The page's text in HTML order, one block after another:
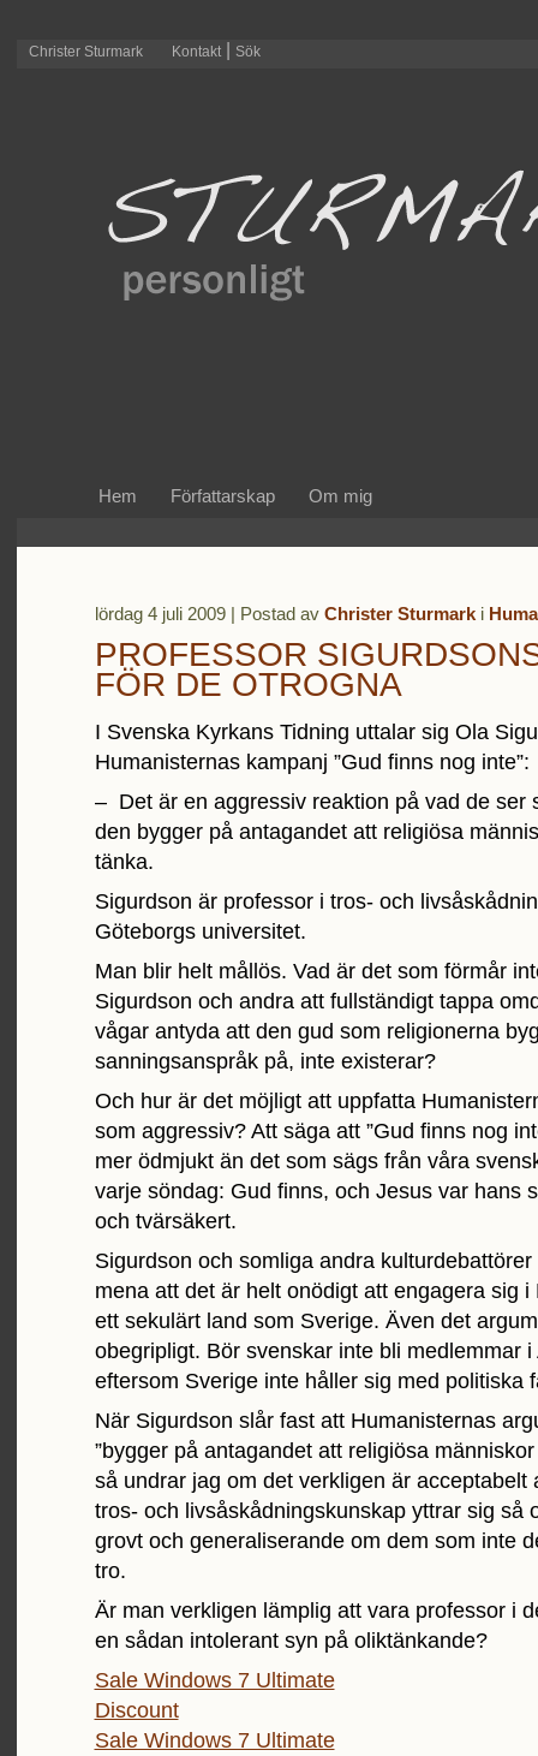
Christer Sturmark Kontakt| Sök
Hem Författarskap Om mig
lördag 4 juli 2009 | Postad av Christer Sturmarki
PROFESSOR
FÖR DE OTROGNA
I Svenska Kyrkans Tidning uttalar sig Ola
Humanisternas kampanj ”Gud finns nog inte”:
– Det är en aggressiv reaktion på vad de ser
den bygger på antagandet att religiösa
tänka.
Sigurdson är professor i tros- och
Göteborgs universitet.
Man blir helt mållös. Vad är det som förmår
Sigurdson och andra att fullständigt tappa
vågar antyda att den gud som religionerna
sanningsanspråk på, inte existerar?
Och hur är det möjligt att uppfatta
som aggressiv? Att säga att ”Gud finns nog
mer ödmjukt än det som sägs från våra
varje söndag: Gud finns, och Jesus var hans
och tvärsäkert.
Sigurdson och somliga andra
mena att det är helt onödigt att engagera sig i
ett sekulärt land som Sverige. Även det
obegripligt. Bör svenskar inte bli medlemmar i
eftersom Sverige inte håller sig med politiska
När Sigurdson slår fast att Humanisternas
”bygger på antagandet att religiösa
så undrar jag om det verkligen är acceptabelt
tros- och livsåskådningskunskap yttrar sig så
grovt och generaliserande om dem som inte
tro.
Är man verkligen lämplig att vara professor i
en sådan intolerant syn på oliktänkande?
Sale Windows 7 Ultimate
Discount
Sale Windows 7 Ultimate